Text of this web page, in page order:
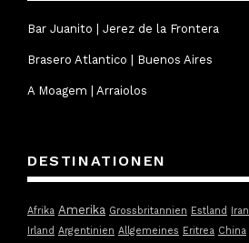
Bar Juanito | Jerez de la Frontera
Brasero Atlantico | Buenos Aires
A Moagem | Arraiolos
DESTINATIONEN
Afrika Amerika Grossbritannien Estland Iran
Irland Argentinien Allgemeines Eritrea China